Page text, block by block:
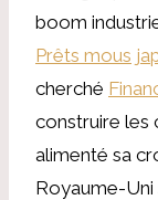
boom
Prêts mous
cherché
construire les
alimenté sa
Royaume-Uni